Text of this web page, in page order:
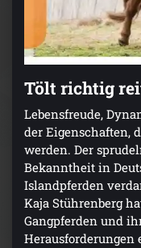
Tölt richtig
Lebensfreude,
der Eigenschaften,
werden. Der
Bekanntheit in
Islandpferden
Kaja Stührenberg
Gangpferden und
Herausforderungen